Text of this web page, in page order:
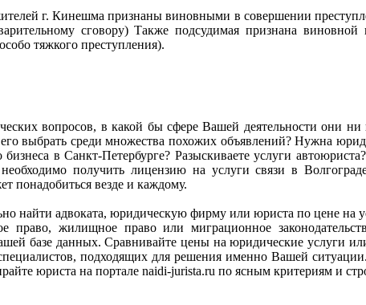
г. Кинешма признаны виновными в совершении
сговору) Также подсудимая признана
тяжкого преступления).
вопросов, в какой бы сфере Вашей деятельности они ни
выбрать среди множества похожих объявлений? Нужна
в Санкт-Петербурге? Разыскиваете услуги
получить лицензию на услуги связи в
понадобиться везде и каждому.
найти адвоката, юридическую фирму или юриста по цене на
право, жилищное право или миграционное
базе данных. Сравнивайте цены на юридические услуги
подходящих для решения именно Вашей
юриста на портале naidi-jurista.ru по ясным критериям и